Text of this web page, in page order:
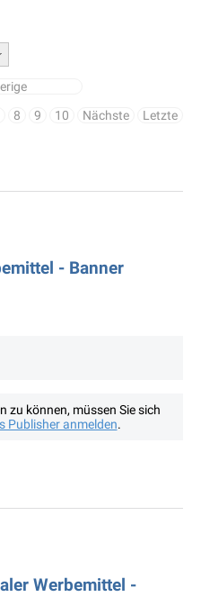
8 9 10 Nächste Letzte
- Banner
zu können, müssen Sie sich
Publisher anmelden.
Werbemittel -